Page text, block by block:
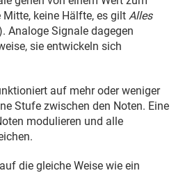
Mitte, keine Hälfte, es gilt Alles
Analoge Signale dagegen
sie entwickeln sich
auf mehr oder weniger
Stufe zwischen den Noten. Eine
modulieren und alle
die gleiche Weise wie ein